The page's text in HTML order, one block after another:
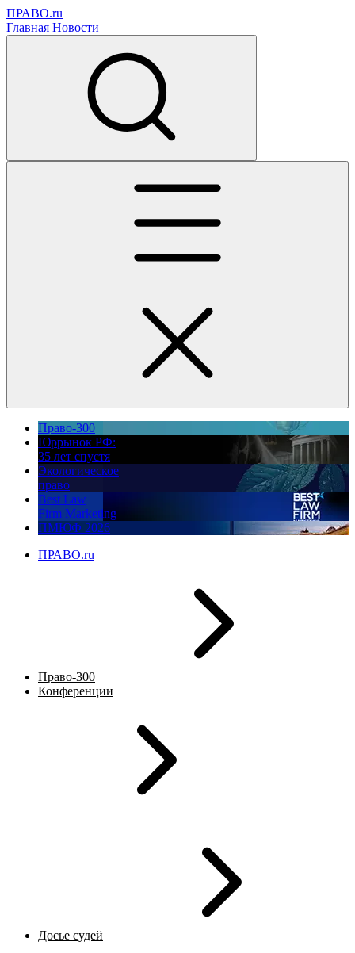
ПРАВО.ru
Главная Новости
Право-300
Юррынок РФ:
35 лет спустя
Экологическое
право
Best Law
Firm Marketing
ПМЮФ 2026
ПРАВО.ru
Право-300
Конференции
Досье судей